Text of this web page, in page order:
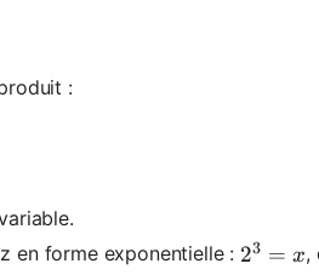
:
en forme exponentielle : 2^3 = x
23 = x,